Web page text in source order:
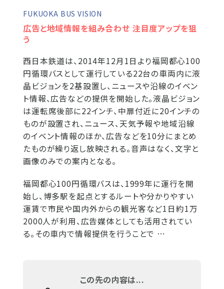
FUKUOKA BUS VISION
広告と地域情報を組み合わせ 注目度アップを狙
う
西日本鉄道は、2014年12月1日より福岡都心100
円循環バスとして運行している22台の車両内に液
晶ビジョンを2基設置し、ニュースや沿線のイベン
ト情報、広告などの提供を開始した。液晶ビジョン
は運転席後部に22インチ、中扉付近に20インチの
ものが設置され、ニュース、天気予報や地域沿線
のイベント情報のほか、広告などを10分にまとめ
たものが繰り返し放映される。音声はなく、文字と
画像のみでの案内となる。
福岡都心100円循環バスは、1999年に運行を開
始し、博多駅を起点とするルートや分かりやすい
運賃で市民や国内外からの観光客など1日約1万
2000人が利用、広告媒体としても活用されてい
る。その車内で情報提供を行うことで …
この先の内容は...